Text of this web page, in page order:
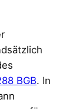
BGB. In